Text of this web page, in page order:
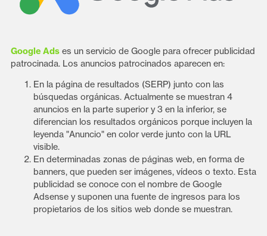
Google Ads es un servicio de Google para ofrecer publicidad
patrocinada. Los anuncios patrocinados aparecen en:
En la página de resultados (SERP) junto con las
búsquedas orgánicas. Actualmente se muestran 4
anuncios en la parte superior y 3 en la inferior, se
diferencian los resultados orgánicos porque incluyen la
leyenda "Anuncio" en color verde junto con la URL
visible.
En determinadas zonas de páginas web, en forma de
banners, que pueden ser imágenes, vídeos o texto. Esta
publicidad se conoce con el nombre de Google
Adsense y suponen una fuente de ingresos para los
propietarios de los sitios web donde se muestran.